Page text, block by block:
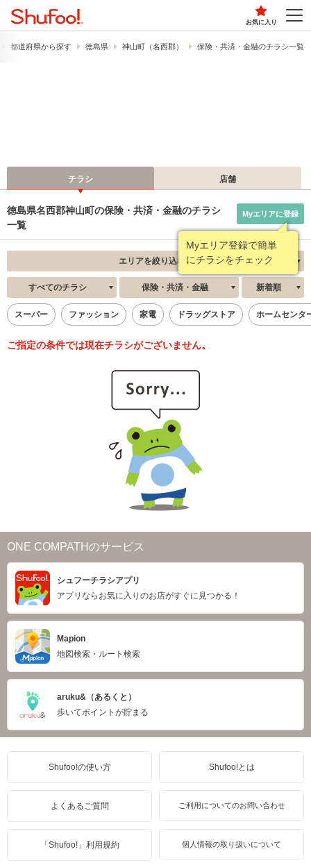
お気に入り
都道府県から探す 徳島県 神山町（名西郡） 保険・共済・金融のチラシ一覧
チラシ 店舗
徳島県名西郡神山町の保険・共済・金融のチラシ
一覧
Myエリア登録で簡単
にチラシをチェック
Myエリアに登録
エリアを絞り込む
すべてのチラシ 保険・共済・金融 新着順
スーパー ファッション 家電 ドラッグストア ホームセンタ
ご指定の条件では現在チラシがございません。
ONE COMPATHのサービス
シュフーチラシアプリ
アプリならお気に入りのお店がすぐに見つかる！
Mapion
地図検索・ルート検索
aruku&（あるくと）
歩いてポイントが貯まる
Shufoo!の使い方 Shufoo!とは
よくあるご質問 ご利用についてのお問い合わせ
「Shufoo!」利用規約 個人情報の取り扱いについて